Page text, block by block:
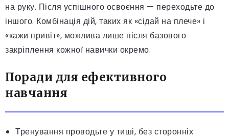
на руку. Після успішного освоєння — переходьте до
іншого. Комбінація дій, таких як «сідай на плече» і
«кажи привіт», можлива лише після базового
закріплення кожної навички окремо.
Поради для ефективного
навчання
Тренування проводьте у тиші, без сторонніх